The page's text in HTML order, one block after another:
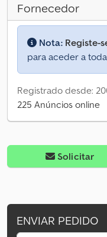
Fornecedor
Nota: Registe-
para aceder a
Registrado desde:
225 Anúncios online
Solicitar
ENVIAR PEDIDO